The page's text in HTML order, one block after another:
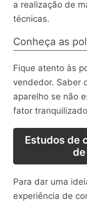
a realização de
técnicas.
Conheça as
Fique atento às
vendedor. Saber
aparelho se não
fator
Estudos de
Para dar uma
experiência de